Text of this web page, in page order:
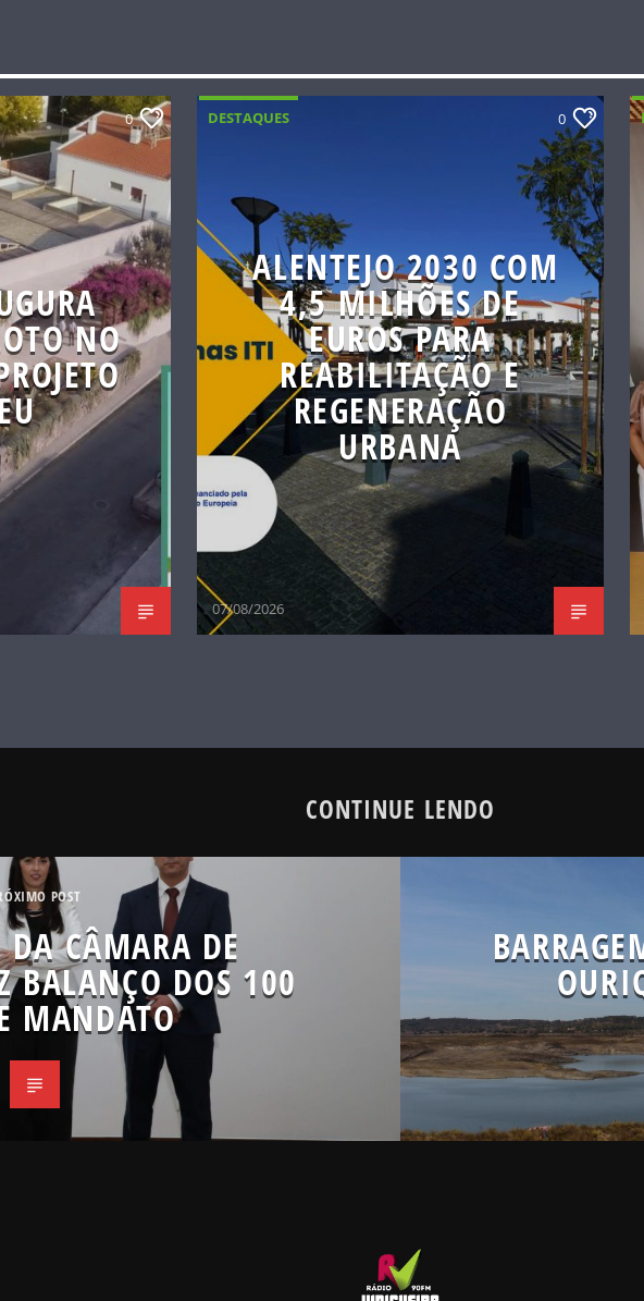
0
NO
DESTAQUES 0
ALENTEJO 2030 COM
4,5 MILHÕES DE
EUROS PARA
REABILITAÇÃO E
REGENERAÇÃO
URBANA
07/08/2026
CONTINUE LENDO
POST
DA CÂMARA DE
BALANÇO DOS 100
MANDATO